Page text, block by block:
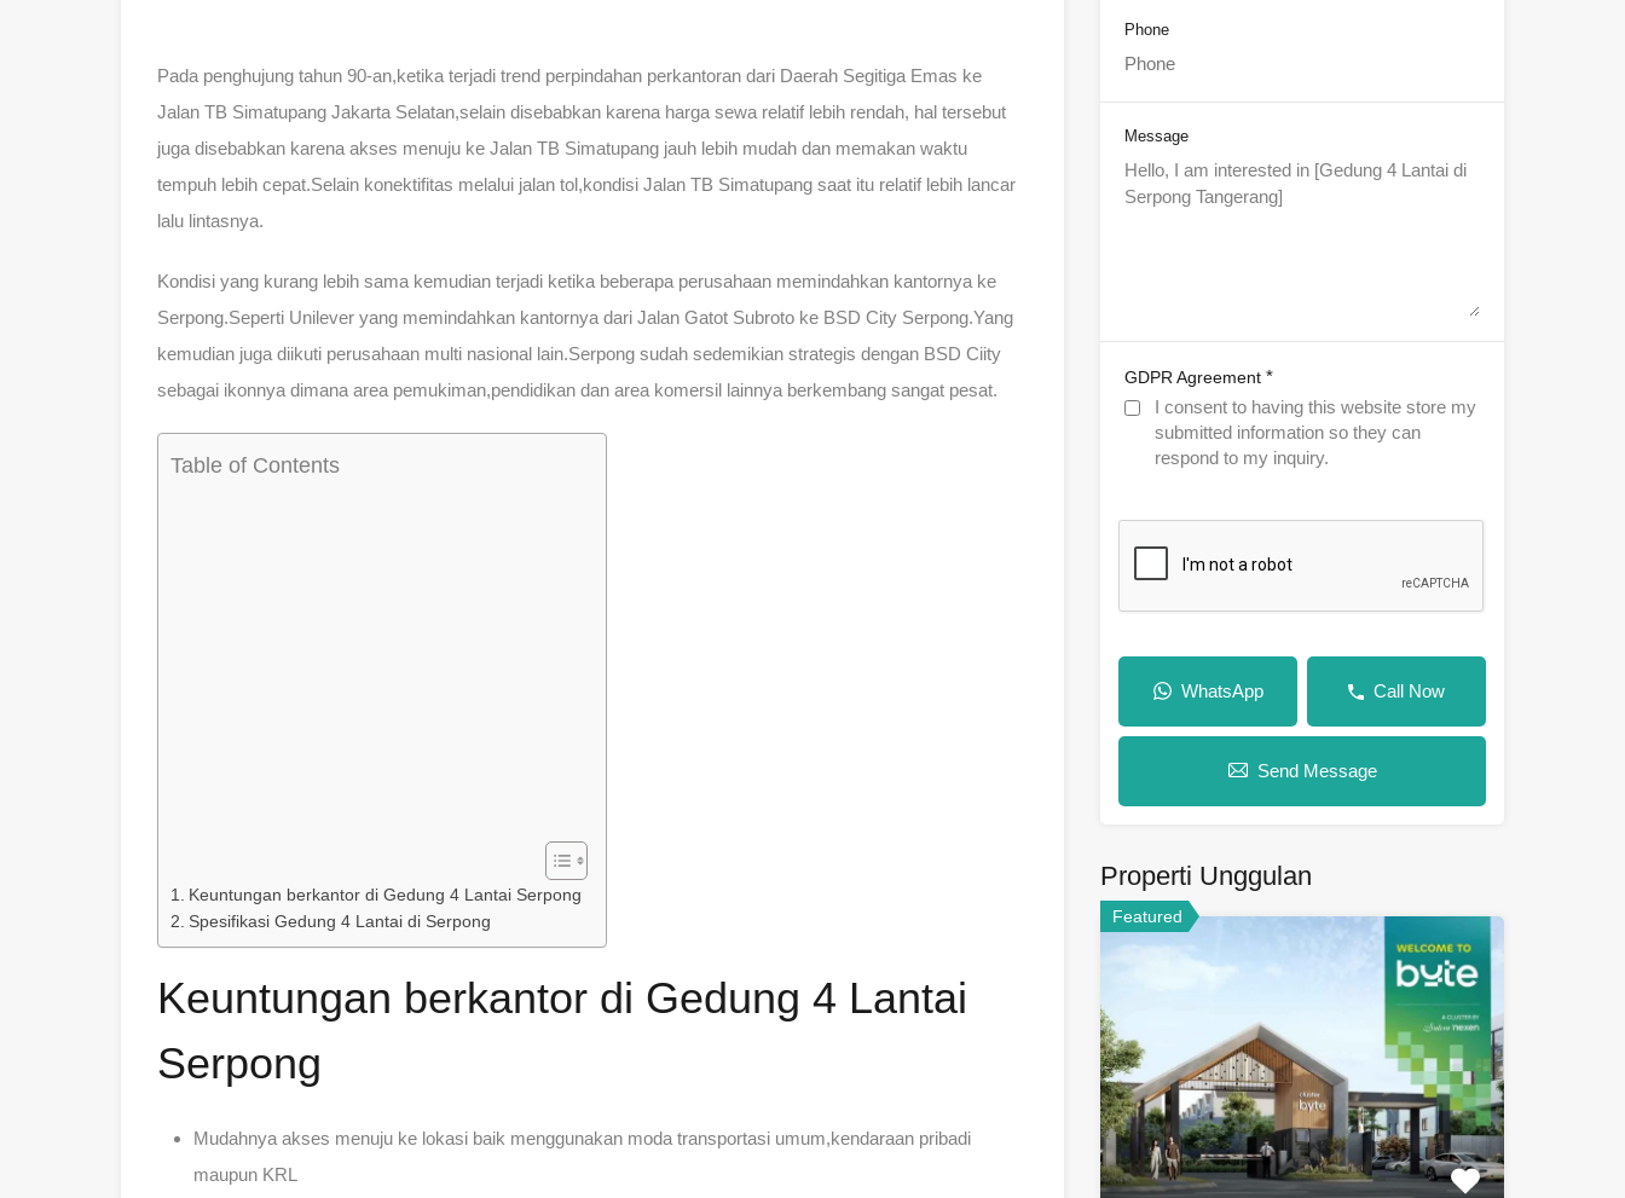
Pada penghujung tahun 90-an,ketika terjadi trend perpindahan perkantoran dari Daerah Segitiga Emas ke
Jalan TB Simatupang Jakarta Selatan,selain disebabkan karena harga sewa relatif lebih rendah, hal tersebut
juga disebabkan karena akses menuju ke Jalan TB Simatupang jauh lebih mudah dan memakan waktu
tempuh lebih cepat.Selain konektifitas melalui jalan tol,kondisi Jalan TB Simatupang saat itu relatif lebih lancar
lalu lintasnya.
Kondisi yang kurang lebih sama kemudian terjadi ketika beberapa perusahaan memindahkan kantornya ke
Serpong.Seperti Unilever yang memindahkan kantornya dari Jalan Gatot Subroto ke BSD City Serpong.Yang
kemudian juga diikuti perusahaan multi nasional lain.Serpong sudah sedemikian strategis dengan BSD Ciity
sebagai ikonnya dimana area pemukiman,pendidikan dan area komersil lainnya berkembang sangat pesat.
Table of Contents
Keuntungan berkantor di Gedung 4 Lantai Serpong
Spesifikasi Gedung 4 Lantai di Serpong
Keuntungan berkantor di Gedung 4 Lantai
Serpong
Mudahnya akses menuju ke lokasi baik menggunakan moda transportasi umum,kendaraan pribadi
maupun KRL
Phone
Message
GDPR Agreement *
I consent to having this website store my
submitted information so they can
respond to my inquiry.
WhatsApp Call Now
Send Message
Properti Unggulan
Featured